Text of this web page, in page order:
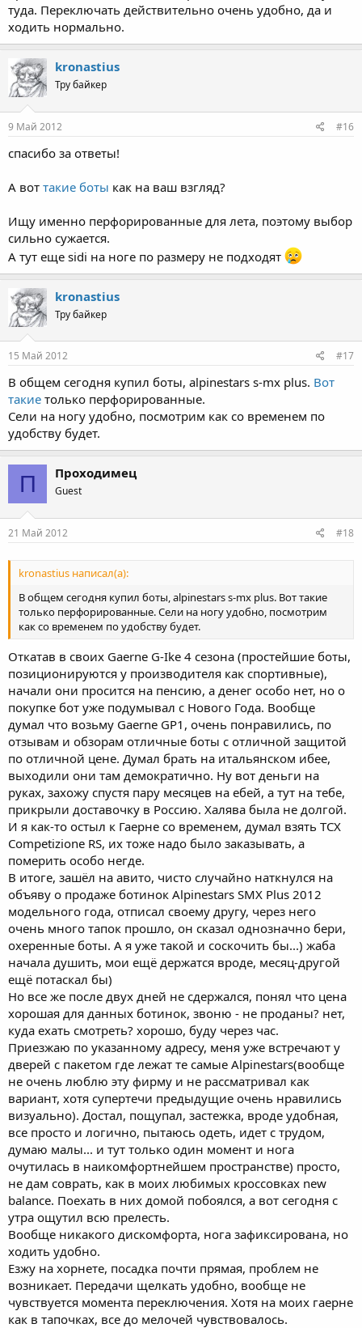
туда. Переключать действительно очень удобно, да и
ходить нормально.
kronastius
Тру байкер
9 Май 2012 #16
спасибо за ответы!
А вот такие боты как на ваш взгляд?
Ищу именно перфорированные для лета, поэтому выбор
сильно сужается.
А тут еще sidi на ноге по размеру не подходят
kronastius
Тру байкер
15 Май 2012 #17
В общем сегодня купил боты, alpinestars s-mx plus. Вот
такие только перфорированные.
Сели на ногу удобно, посмотрим как со временем по
удобству будет.
П Проходимец
Guest
21 Май 2012 #18
kronastius написал(а):
В общем сегодня купил боты, alpinestars s-mx plus. Вот такие
только перфорированные. Сели на ногу удобно, посмотрим
как со временем по удобству будет.
Откатав в своих Gaerne G-Ike 4 сезона (простейшие боты,
позиционируются у производителя как спортивные),
начали они просится на пенсию, а денег особо нет, но о
покупке бот уже подумывал с Нового Года. Вообще
думал что возьму Gaerne GP1, очень понравились, по
отзывам и обзорам отличные боты с отличной защитой
по отличной цене. Думал брать на итальянском ибее,
выходили они там демократично. Ну вот деньги на
руках, захожу спустя пару месяцев на ебей, а тут на тебе,
прикрыли доставочку в Россию. Халява была не долгой.
И я как-то остыл к Гаерне со временем, думал взять TCX
Competizione RS, их тоже надо было заказывать, а
померить особо негде.
В итоге, зашёл на авито, чисто случайно наткнулся на
объяву о продаже ботинок Alpinestars SMX Plus 2012
модельного года, отписал своему другу, через него
очень много тапок прошло, он сказал однозначно бери,
охеренные боты. А я уже такой и соскочить бы...) жаба
начала душить, мои ещё держатся вроде, месяц-другой
ещё потаскал бы)
Но все же после двух дней не сдержался, понял что цена
хорошая для данных ботинок, звоню - не проданы? нет,
куда ехать смотреть? хорошо, буду через час.
Приезжаю по указанному адресу, меня уже встречают у
дверей с пакетом где лежат те самые Alpinestars(вообще
не очень люблю эту фирму и не рассматривал как
вариант, хотя супертечи предыдущие очень нравились
визуально). Достал, пощупал, застежка, вроде удобная,
все просто и логично, пытаюсь одеть, идет с трудом,
думаю малы... и тут только один момент и нога
очутилась в наикомфортнейшем пространстве) просто,
не дам соврать, как в моих любимых кроссовках new
balance. Поехать в них домой побоялся, а вот сегодня с
утра ощутил всю прелесть.
Вообще никакого дискомфорта, нога зафиксирована, но
ходить удобно.
Езжу на хорнете, посадка почти прямая, проблем не
возникает. Передачи щелкать удобно, вообще не
чувствуется момента переключения. Хотя на моих гаерне
как в тапочках, все до мелочей чувствовалось.